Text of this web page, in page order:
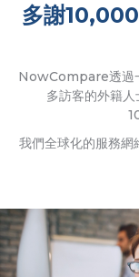
多謝
NowCompare透過
多訪客的外籍
我們全球化的服務網